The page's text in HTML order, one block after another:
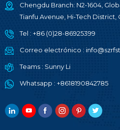
Chengdu Branch: N2-1604,
Tianfu Avenue, Hi-Tech District,
Tel : +86 (0)28-86925399
Correo electrónico :
Teams : Sunny Li
Whatsapp : +8618190842785